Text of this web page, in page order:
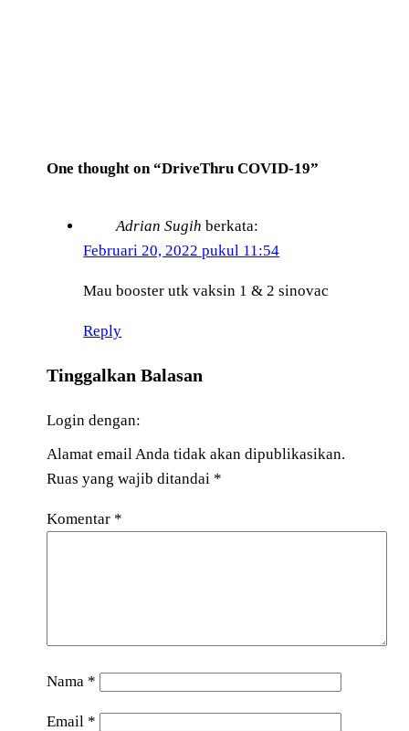
One thought on “DriveThru COVID-19”
Adrian Sugih berkata:
Februari 20, 2022 pukul 11:54
Mau booster utk vaksin 1 & 2 sinovac
Reply
Tinggalkan Balasan
Login dengan:
Alamat email Anda tidak akan dipublikasikan.
Ruas yang wajib ditandai *
Komentar *
Nama *
Email *